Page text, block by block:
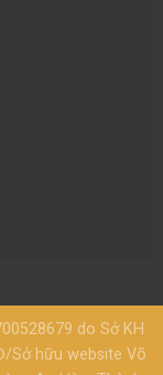
do Sở KH
Sở hữu website Võ